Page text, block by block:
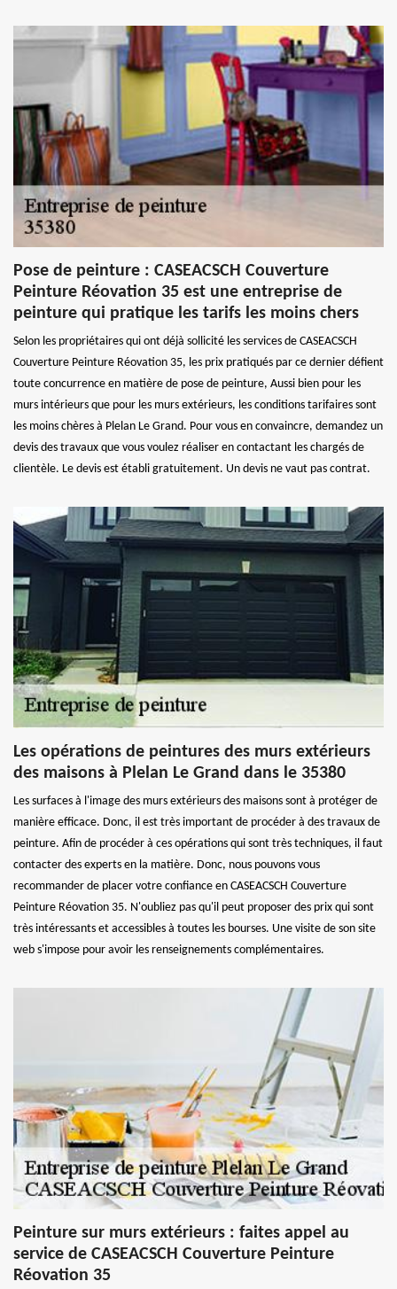
Pose de peinture : CASEACSCH Couverture
Peinture Réovation 35 est une entreprise de
peinture qui pratique les tarifs les moins chers
Selon les propriétaires qui ont déjà sollicité les services de CASEACSCH
Couverture Peinture Réovation 35, les prix pratiqués par ce dernier défient
toute concurrence en matière de pose de peinture, Aussi bien pour les
murs intérieurs que pour les murs extérieurs, les conditions tarifaires sont
les moins chères à Plelan Le Grand. Pour vous en convaincre, demandez un
devis des travaux que vous voulez réaliser en contactant les chargés de
clientèle. Le devis est établi gratuitement. Un devis ne vaut pas contrat.
Les opérations de peintures des murs extérieurs
des maisons à Plelan Le Grand dans le 35380
Les surfaces à l'image des murs extérieurs des maisons sont à protéger de
manière efficace. Donc, il est très important de procéder à des travaux de
peinture. Afin de procéder à ces opérations qui sont très techniques, il faut
contacter des experts en la matière. Donc, nous pouvons vous
recommander de placer votre confiance en CASEACSCH Couverture
Peinture Réovation 35. N'oubliez pas qu'il peut proposer des prix qui sont
très intéressants et accessibles à toutes les bourses. Une visite de son site
web s'impose pour avoir les renseignements complémentaires.
Peinture sur murs extérieurs : faites appel au
service de CASEACSCH Couverture Peinture
Réovation 35